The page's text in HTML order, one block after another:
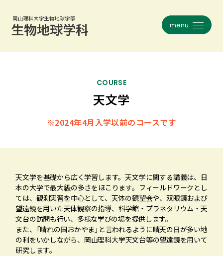
生物地球学科
メニュー
お知らせ一覧
生地談話会
就職・資格・進路
就職情報
動物生態学
天文・気象学
旧コース一覧
関連リンク
サイトマップ
岡山理科大学生物地球学部
生物地球学科 メニュー
COURSE
天文学
※2024年4月入学以前のコースです
天文学を基礎から広く学習します。天文学に関する講義は、日
本の大学で最大級の多さをほこります。フィールドワークとし
ては、観測実習を中心として、天体の観望会や、双眼鏡および
望遠鏡を用いた天体観察の指導、科学館・プラネタリウム・天
文台の訪問も行い、多様な学びの場を提供します。
また、「晴れの国おかやま」と言われるように晴天の日が多い地
の利をいかしながら、岡山理科大学天文台等の望遠鏡を用いて
研究します。